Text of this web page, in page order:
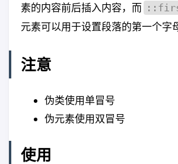
素的内容前后插入内容，而
元素可以用于设置段落的第一个字
注意
伪类使用单冒号
伪元素使用双冒号
使用